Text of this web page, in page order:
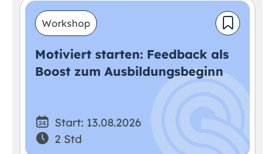
Workshop
Motiviert starten: Feedback als
Boost zum Ausbildungsbeginn
Start: 13.08.2026
2 Std